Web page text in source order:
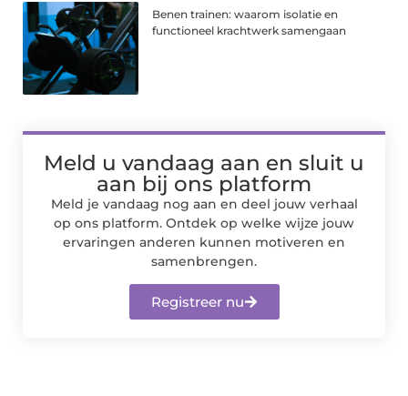
Benen trainen: waarom isolatie en
functioneel krachtwerk samengaan
Meld u vandaag aan en sluit u
aan bij ons platform
Meld je vandaag nog aan en deel jouw verhaal
op ons platform. Ontdek op welke wijze jouw
ervaringen anderen kunnen motiveren en
samenbrengen.
Registreer nu